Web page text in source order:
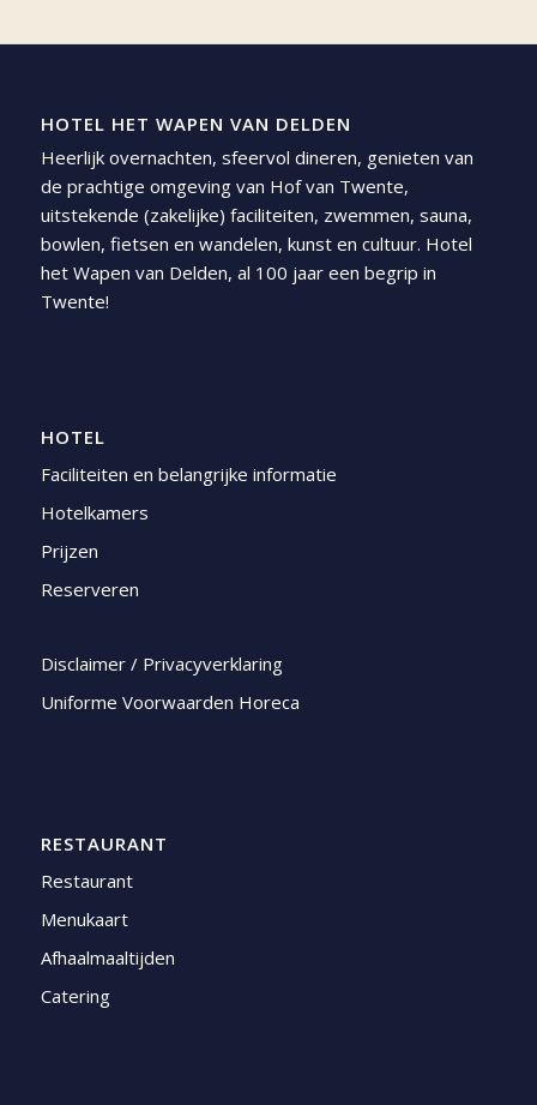
HOTEL HET WAPEN VAN DELDEN
Heerlijk overnachten, sfeervol dineren, genieten van
de prachtige omgeving van Hof van Twente,
uitstekende (zakelijke) faciliteiten, zwemmen, sauna,
bowlen, fietsen en wandelen, kunst en cultuur. Hotel
het Wapen van Delden, al 100 jaar een begrip in
Twente!
HOTEL
Faciliteiten en belangrijke informatie
Hotelkamers
Prijzen
Reserveren
Disclaimer / Privacyverklaring
Uniforme Voorwaarden Horeca
RESTAURANT
Restaurant
Menukaart
Afhaalmaaltijden
Catering